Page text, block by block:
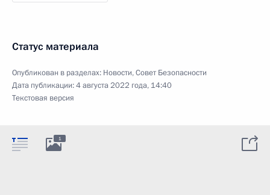
Статус материала
Опубликован в разделах: Новости,Совет Безопасности
Дата публикации:4 августа 2022 года, 14:40
Текстовая версия
1